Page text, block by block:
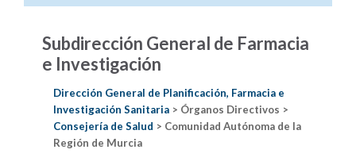
Subdirección General de Farmacia
e Investigación
Dirección General de Planificación, Farmacia e
Investigación Sanitaria> Órganos Directivos >
Consejería de Salud > Comunidad Autónoma de la
Región de Murcia